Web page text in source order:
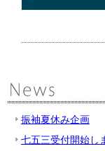
振袖夏休み企画
七五三受付開始し